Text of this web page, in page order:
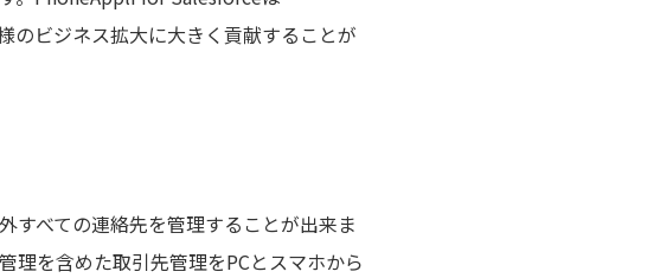
のビジネス拡大に大きく貢献することが
すべての連絡先を管理することが出来ま
理を含めた取引先管理をPCとスマホから